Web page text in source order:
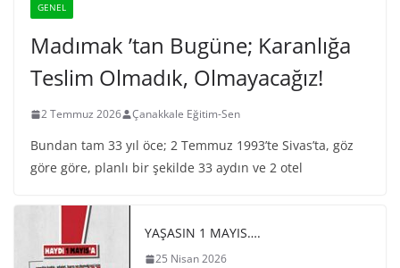
GENEL
Madımak ’tan Bugüne; Karanlığa
Teslim Olmadık, Olmayacağız!
2 Temmuz 2026 Çanakkale Eğitim-Sen
Bundan tam 33 yıl öce; 2 Temmuz 1993’te Sivas’ta, göz
göre göre, planlı bir şekilde 33 aydın ve 2 otel
YAŞASIN 1 MAYIS….
25 Nisan 2026